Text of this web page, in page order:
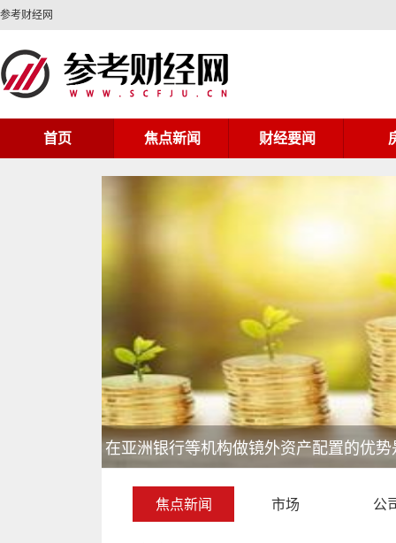
参考财经网
首页 焦点新闻 财经要闻
王健坤的 2 平方米世界：在空中开塔吊
焦点新闻 市场 公